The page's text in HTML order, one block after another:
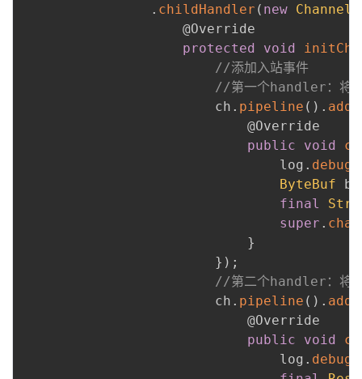
. childHandler ( new
@Override
protected
void
//添加入站事件
//第一个handler：
                        ch
. pipeline ( ) .
@Override
public
void
                                log
. debug
ByteBuf
final
super .
}
} ) ;
//第二个handler：将
                        ch
. pipeline ( ) .
@Override
public
void
                                log
. debug